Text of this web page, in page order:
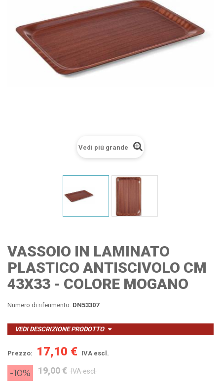
Vedi più grande
VASSOIO IN LAMINATO
PLASTICO ANTISCIVOLO CM
43X33 - COLORE MOGANO
Numero di riferimento: DN53307
VEDI DESCRIZIONE PRODOTTO
Prezzo: 17,10 € IVA escl.
-10% 19,00 € IVA escl.